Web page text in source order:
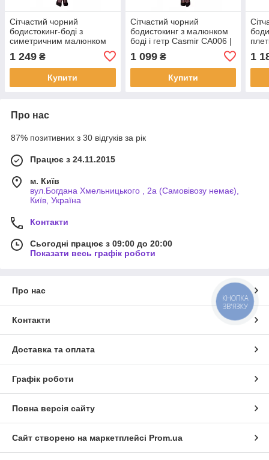
Сітчастий чорний
бодистокинг-боді з
симетричним малюнком
1 249 ₴
Купити
Сітчастий чорний
бодистокинг з малюнком
боді і гетр Casmir CA006 |
1 099₴
Купити
1
Про нас
87% позитивних з 30 відгуків за рік
Працює з 24.11.2015
м. Київ
вул.Богдана Хмельницького , 2а (Самовівозу немає),
Київ, Україна
Контакти
Сьогодні працює з 09:00 до 20:00
Показати весь графік роботи
Про нас
Контакти
Доставка та оплата
Графік роботи
Повна версія сайту
Сайт створено на маркетплейсі Prom.ua
КНОПКА
ЗВ'ЯЗКУ